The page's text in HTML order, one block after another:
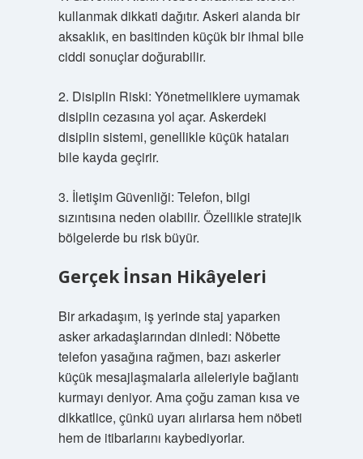
kullanmak dikkati dağıtır. Askeri alanda bir
aksaklık, en basitinden küçük bir ihmal bile
ciddi sonuçlar doğurabilir.
2. Disiplin Riski: Yönetmeliklere uymamak
disiplin cezasına yol açar. Askerdeki
disiplin sistemi, genellikle küçük hataları
bile kayda geçirir.
3. İletişim Güvenliği: Telefon, bilgi
sızıntısına neden olabilir. Özellikle stratejik
bölgelerde bu risk büyür.
Gerçek İnsan Hikâyeleri
Bir arkadaşım, iş yerinde staj yaparken
asker arkadaşlarından dinledi: Nöbette
telefon yasağına rağmen, bazı askerler
küçük mesajlaşmalarla aileleriyle bağlantı
kurmayı deniyor. Ama çoğu zaman kısa ve
dikkatlice, çünkü uyarı alırlarsa hem nöbeti
hem de itibarlarını kaybediyorlar.